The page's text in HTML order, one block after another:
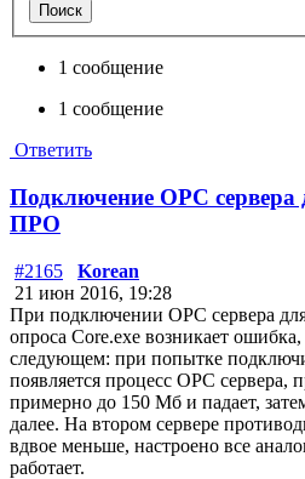
Поиск
1 сообщение
1 сообщение
Ответить
Подключение OPC
ПРО
#2165
Korean
21 июн 2016, 19:28
При подключении OPC сервера
опроса Core.exe возникает
следующем: при попытке
появляется процесс OPC сервера,
примерно до 150 Мб и падает,
далее. На втором сервере
вдвое меньше, настроено все
работает.